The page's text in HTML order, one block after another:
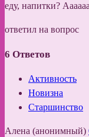
еду, напитки? Аааааа
ответил на вопрос
6 Ответов
Активность
Новизна
Старшинство
Алена (анонимный)